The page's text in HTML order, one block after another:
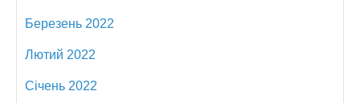
Березень 2022
Лютий 2022
Січень 2022